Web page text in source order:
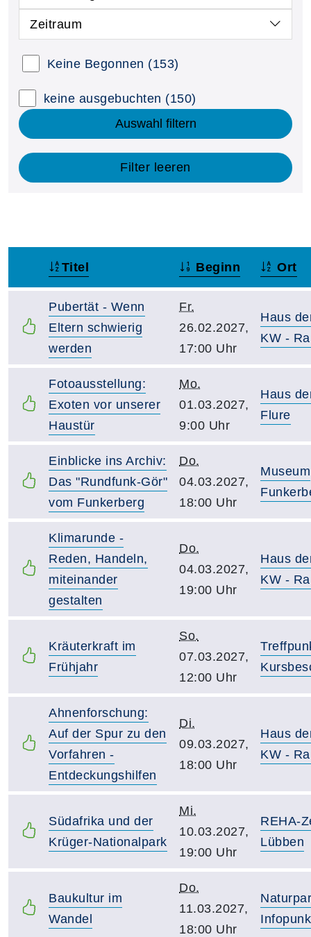
Zeitraum
Keine Begonnen (153)
keine ausgebuchten (150)
Auswahl filtern
Filter leeren
Titel Beginn Ort
Pubertät - Wenn
Eltern schwierig
werden
Fr.
26.02.2027,
17:00 Uhr
Haus
KW -
Fotoausstellung:
Exoten vor unserer
Haustür
Mo.
01.03.2027,
9:00 Uhr
Haus
Flure
Einblicke ins Archiv:
Das "Rundfunk-Gör"
vom Funkerberg
Do.
04.03.2027,
18:00 Uhr
Museum
Klimarunde -
Reden, Handeln,
miteinander
gestalten
Do.
04.03.2027,
19:00 Uhr
Haus
KW -
Kräuterkraft im
Frühjahr
So.
07.03.2027,
12:00 Uhr
Ahnenforschung:
Auf der Spur zu den
Vorfahren -
Entdeckungshilfen
Di.
09.03.2027,
18:00 Uhr
Haus
KW -
Südafrika und der
Krüger-Nationalpark
Mi.
10.03.2027,
19:00 Uhr
REHA-
Lübben
Baukultur im
Wandel
Do.
11.03.2027,
18:00 Uhr